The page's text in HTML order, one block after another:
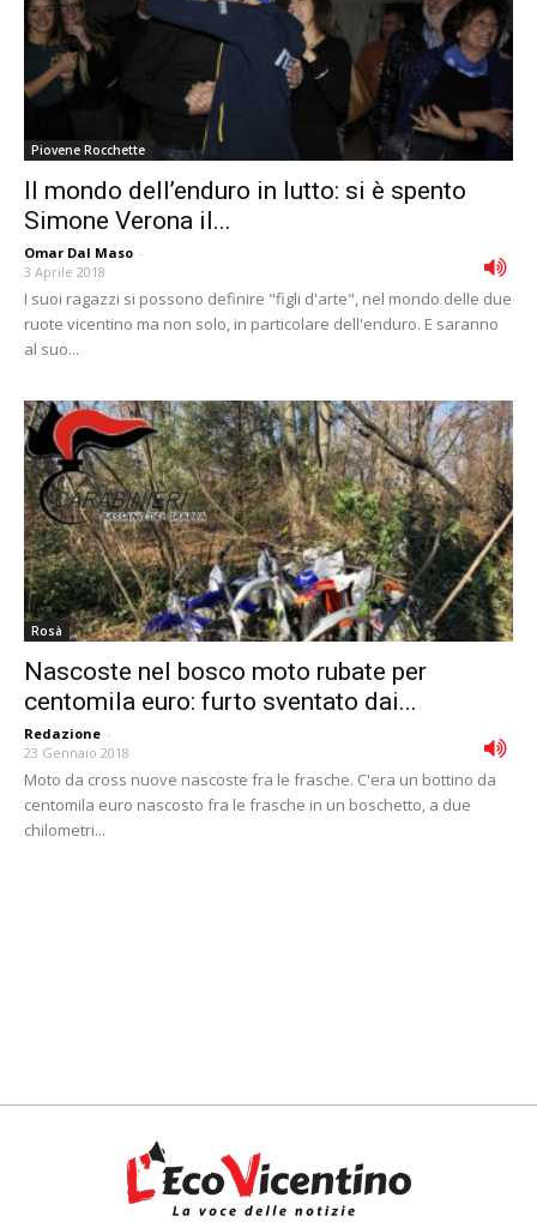
Piovene Rocchette
Il mondo dell’enduro in lutto: si è spento
Simone Verona il...
Omar Dal Maso -
3 Aprile 2018
I suoi ragazzi si possono definire "figli d'arte", nel mondo delle due
ruote vicentino ma non solo, in particolare dell'enduro. E saranno
al suo...
Rosà
Nascoste nel bosco moto rubate per
centomila euro: furto sventato dai...
Redazione -
23 Gennaio 2018
Moto da cross nuove nascoste fra le frasche. C'era un bottino da
centomila euro nascosto fra le frasche in un boschetto, a due
chilometri...